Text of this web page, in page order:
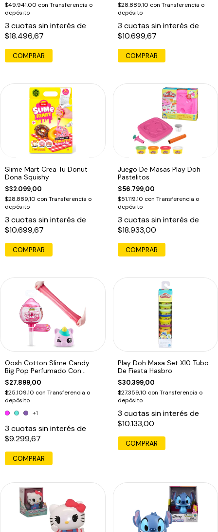
$49.941,00 con Transferencia o
depósito
3 cuotas sin interés de
$18.496,67
$28.889,10 con Transferencia o
depósito
3 cuotas sin interés de
$10.699,67
Slime Mart Crea Tu Donut
Dona Squishy
$32.099,00
$28.889,10 con Transferencia o
depósito
3 cuotas sin interés de
$10.699,67
Juego De Masas Play Doh
Pastelitos
$56.799,00
$51.119,10 con Transferencia o
depósito
3 cuotas sin interés de
$18.933,00
COMPRAR
Oosh Cotton Slime Candy
Big Pop Perfumado Con
Squishy1
$27.899,00
$25.109,10 con Transferencia o
depósito
+1
3 cuotas sin interés de
$9.299,67
COMPRAR
Play Doh Masa Set X10 Tubo
De Fiesta Hasbro
$30.399,00
$27.359,10 con Transferencia o
depósito
3 cuotas sin interés de
$10.133,00